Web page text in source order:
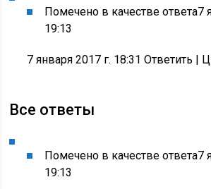
Помечено в качестве ответа7
19:13
7 января 2017 г. 18:31 Ответить |
Все ответы
Помечено в качестве ответа7
19:13